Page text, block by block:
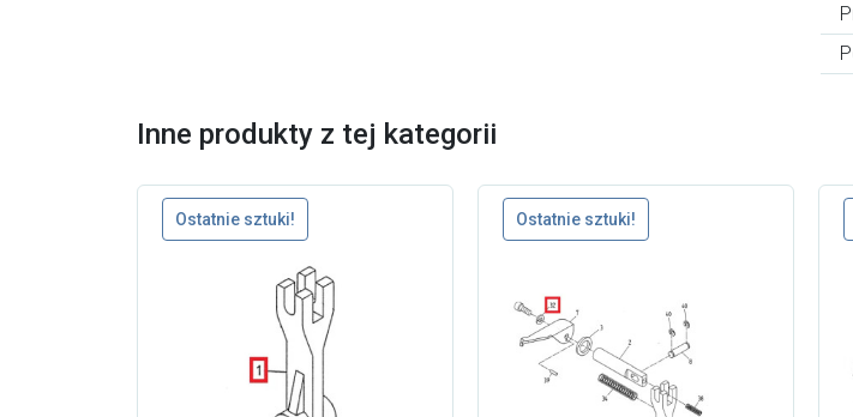
Inne produkty z tej kategorii
Ostatnie sztuki! Ostatnie sztuki!